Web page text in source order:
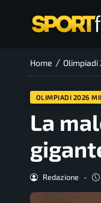
Home / Olimpiadi
OLIMPIADI 2026
La
Redazione -